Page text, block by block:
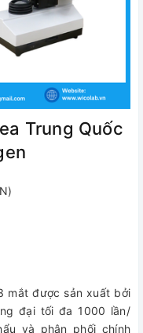
Trung Quốc
mắt được sản xuất bởi
đại tối đa 1000 lần/
và phân phối chính